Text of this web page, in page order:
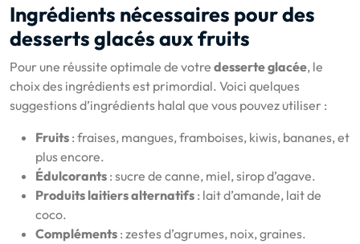
Ingrédients nécessaires pour des
desserts glacés aux fruits
Pour une réussite optimale de votre desserte glacée, le
choix des ingrédients est primordial. Voici quelques
suggestions d’ingrédients halal que vous pouvez utiliser :
Fruits : fraises, mangues, framboises, kiwis, bananes, et
plus encore.
Édulcorants : sucre de canne, miel, sirop d’agave.
Produits laitiers alternatifs : lait d’amande, lait de
coco.
Compléments : zestes d’agrumes, noix, graines.